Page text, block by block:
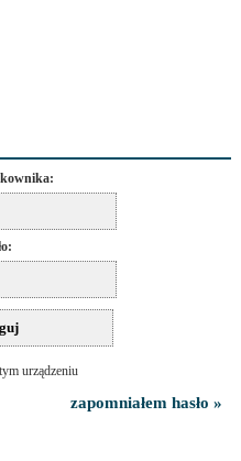
urządzeniu
zapomniałem hasło »